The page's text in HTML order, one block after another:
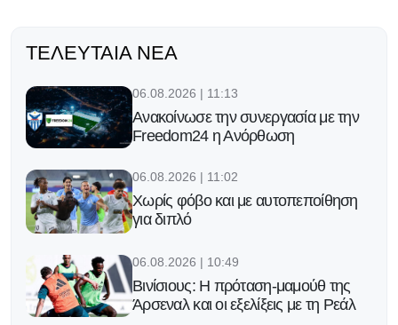
ΤΕΛΕΥΤΑΊΑ ΝΈΑ
06.08.2026 | 11:13
Ανακοίνωσε την συνεργασία με την
Freedom24 η Ανόρθωση
06.08.2026 | 11:02
Χωρίς φόβο και με αυτοπεποίθηση
για διπλό
06.08.2026 | 10:49
Βινίσιους: Η πρόταση-μαμούθ της
Άρσεναλ και οι εξελίξεις με τη Ρεάλ